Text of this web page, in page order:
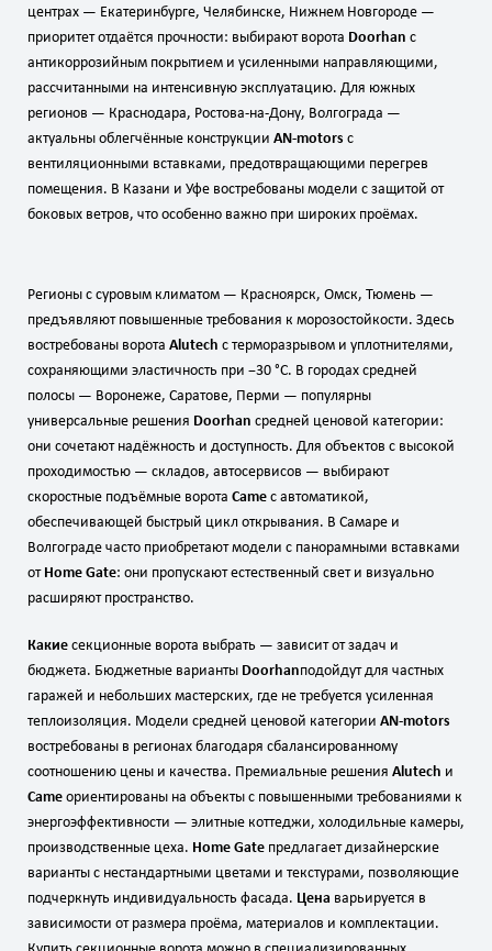
центрах — Екатеринбурге, Челябинске, Нижнем Новгороде —
приоритет отдаётся прочности: выбирают ворота Doorhan с
антикоррозийным покрытием и усиленными направляющими,
рассчитанными на интенсивную эксплуатацию. Для южных
регионов — Краснодара, Ростова‑на‑Дону, Волгограда —
актуальны облегчённые конструкции AN‑motors с
вентиляционными вставками, предотвращающими перегрев
помещения. В Казани и Уфе востребованы модели с защитой от
боковых ветров, что особенно важно при широких проёмах.
Регионы с суровым климатом — Красноярск, Омск, Тюмень —
предъявляют повышенные требования к морозостойкости. Здесь
востребованы ворота Alutech с терморазрывом и уплотнителями,
сохраняющими эластичность при −30 °C. В городах средней
полосы — Воронеже, Саратове, Перми — популярны
универсальные решения Doorhan средней ценовой категории:
они сочетают надёжность и доступность. Для объектов с высокой
проходимостью — складов, автосервисов — выбирают
скоростные подъёмные ворота Came с автоматикой,
обеспечивающей быстрый цикл открывания. В Самаре и
Волгограде часто приобретают модели с панорамными вставками
от Home Gate: они пропускают естественный свет и визуально
расширяют пространство.
Какие секционные ворота выбрать — зависит от задач и
бюджета. Бюджетные варианты Doorhanподойдут для частных
гаражей и небольших мастерских, где не требуется усиленная
теплоизоляция. Модели средней ценовой категории AN‑motors
востребованы в регионах благодаря сбалансированному
соотношению цены и качества. Премиальные решения Alutech и
Came ориентированы на объекты с повышенными требованиями к
энергоэффективности — элитные коттеджи, холодильные камеры,
производственные цеха. Home Gate предлагает дизайнерские
варианты с нестандартными цветами и текстурами, позволяющие
подчеркнуть индивидуальность фасада. Цена варьируется в
зависимости от размера проёма, материалов и комплектации.